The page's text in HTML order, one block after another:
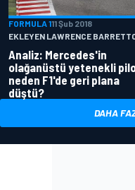
FORMULA 111 Şub 2018
EKLEYEN LAWRENCE
Analiz: Mercedes'in
olağanüstü yetenekli
neden F1'de geri plana
düştü?
DAHA